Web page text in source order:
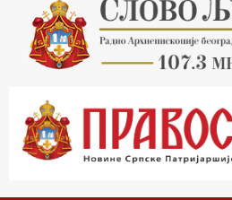
16.03 Српска историјска читанка
16.30 Тврђаве Дунава
17.03 Бит – емисија Ненада Гугла
17.30 Приче из незаборава
18.03 Врлинослов